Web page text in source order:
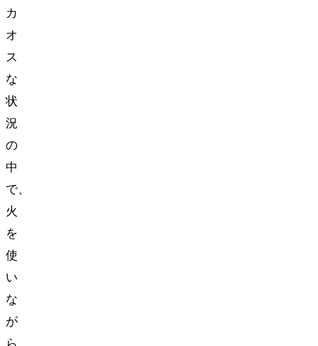
カ
オ
ス
な
状
況
の
中
で、
火
を
使
い
な
が